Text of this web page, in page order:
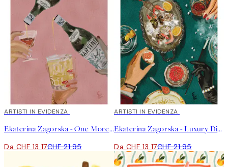
40%*
ARTISTI IN EVIDENZA
Ekaterina Zagorska - One More Martini Please Poster
Da CHF 13.17CHF 21.95
40%*
ARTISTI IN EVIDENZA
Ekaterina Zagorska - Luxury Dinner Poster
Da CHF 13.17CHF 21.95